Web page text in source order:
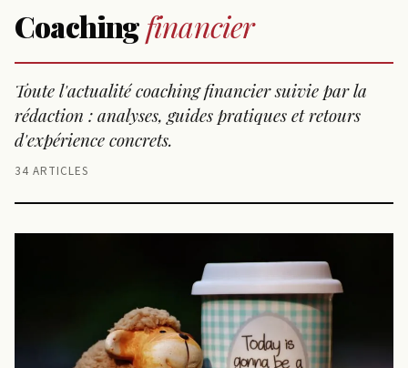
Coachingfinancier
Toute l'actualité coaching financier suivie par la
rédaction : analyses, guides pratiques et retours
d'expérience concrets.
34 ARTICLES